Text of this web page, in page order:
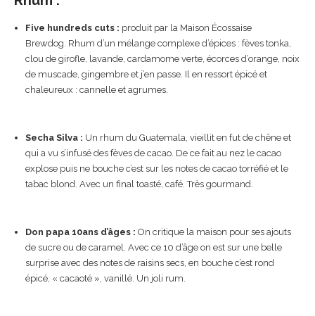
Five hundreds cuts : produit par la Maison Écossaise
Brewdog. Rhum d’un mélange complexe d’épices : fèves tonka,
clou de girofle, lavande, cardamome verte, écorces d’orange, noix
de muscade, gingembre et j’en passe. Il en ressort épicé et
chaleureux : cannelle et agrumes.
Secha Silva : Un rhum du Guatemala, vieillit en fut de chêne et
qui a vu s’infusé des fèves de cacao. De ce fait au nez le cacao
explose puis ne bouche c’est sur les notes de cacao torréfié et le
tabac blond. Avec un final toasté, café. Très gourmand.
Don papa 10ans d’âges :On critique la maison pour ses ajouts
de sucre ou de caramel. Avec ce 10 d’âge on est sur une belle
surprise avec des notes de raisins secs, en bouche c’est rond
épicé, « cacaoté », vanillé. Un joli rum.